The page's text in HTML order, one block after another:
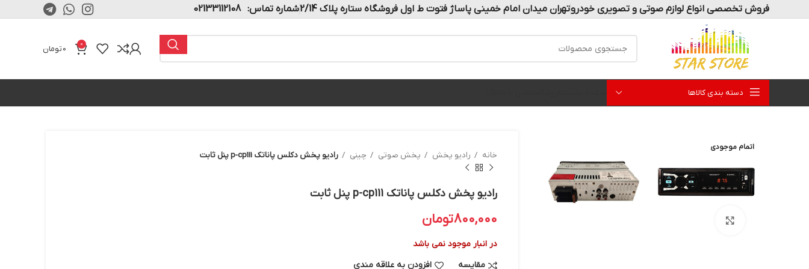
فروش تخصصی انواع لوازم صوتی و تصویری خودروتهران میدان امام خمینی پاساژ فتوت ط اول فروشگاه ستاره پلاک 2/14 شماره تماس: 02133112108
0
0تومان
دسته بندی کالاها
اتمام موجودی
خانه رادیو پخش پخش صوتی چینی رادیو پخش دکلس پاناتک p-cp111 پنل ثابت
رادیو پخش دکلس پاناتک p-cp111 پنل ثابت
800,000تومان
در انبار موجود نمی باشد
مقایسه
افزودن به علاقه مندی